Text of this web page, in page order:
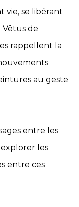
vie, se libérant
Vêtus de
rappellent la
au geste
entre les
les
entre ces